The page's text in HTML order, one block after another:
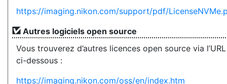
https://imaging.nikon.com/support/pdf/
Autres logiciels open source
Vous trouverez d’autres licences open source via l’URL
ci-dessous :
https://imaging.nikon.com/oss/en/index.htm